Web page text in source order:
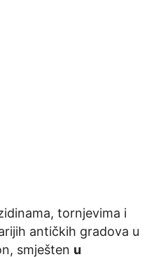
tornjevima i
antičkih gradova u
smješten u